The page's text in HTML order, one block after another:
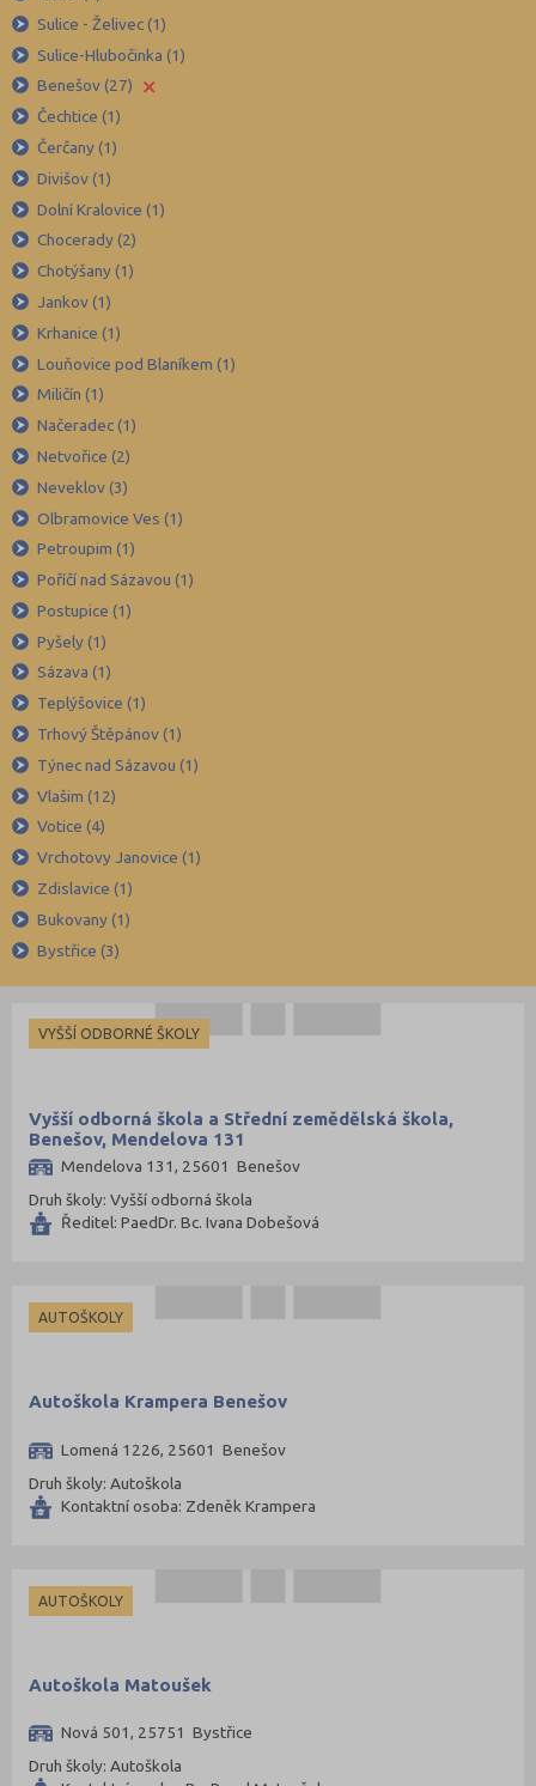
Blansko (88)
Brno-město (317)
Brno-venkov (149)
Bruntál (73)
Břeclav (84)
Česká Lípa (79)
České Budějovice (173)
Český Krumlov (49)
Děčín (106)
Domažlice (49)
Frýdek-Místek (164)
Havlíčkův Brod (82)
Hodonín (119)
Hradec Králové (139)
Cheb (61)
Chomutov (65)
Jablonec nad Nisou (67)
Jeseník (42)
Jičín (75)
Jihlava (94)
Jindřichův Hradec (76)
Karlovy Vary (93)
Karviná (145)
Kladno (129)
Klatovy (69)
Kroměříž (96)
Liberec (138)
Litoměřice (104)
Mělník (80)
Náchod (98)
Nymburk (89)
Olomouc (205)
Opava (135)
Ostrava-město (221)
Pelhřimov (62)
Plzeň-sever (51)
Praha hlavní město (1004)
Sulice - Želivec (1)
Sulice-Hlubočinka (1)
Benešov (27)
×
Čechtice (1)
Čerčany (1)
Divišov (1)
Dolní Kralovice (1)
Chocerady (2)
Chotýšany (1)
Jankov (1)
Krhanice (1)
Louňovice pod Blaníkem (1)
Miličín (1)
Načeradec (1)
Netvořice (2)
Neveklov (3)
Olbramovice Ves (1)
Petroupim (1)
Poříčí nad Sázavou (1)
Postupice (1)
Pyšely (1)
Sázava (1)
Teplýšovice (1)
Trhový Štěpánov (1)
Týnec nad Sázavou (1)
Vlašim (12)
Votice (4)
Vrchotovy Janovice (1)
Zdislavice (1)
Bukovany (1)
Bystřice (3)
VYŠŠÍ ODBORNÉ ŠKOLY
Vyšší odborná škola a Střední zemědělská škola,
Benešov, Mendelova 131
Mendelova 131, 25601 Benešov
Druh školy: Vyšší odborná škola
Ředitel: PaedDr. Bc. Ivana Dobešová
AUTOŠKOLY
Autoškola Krampera Benešov
Lomená 1226, 25601 Benešov
Druh školy: Autoškola
Kontaktní osoba: Zdeněk Krampera
AUTOŠKOLY
Autoškola Matoušek
Nová 501, 25751 Bystřice
Druh školy: Autoškola